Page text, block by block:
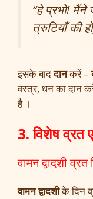
“हे प्रभो!
त्रुटियाँ की
इसके बाददानकरें –
वस्त्र, धन का दान
है ।
3. विशेष व्रत
वामन द्वादशी व्रत
वामन द्वादशीके दिन